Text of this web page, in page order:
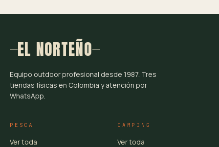
EL NORTEÑO
Equipo outdoor profesional desde 1987. Tres
tiendas físicas en Colombia y atención por
WhatsApp.
PESCA
Ver toda
CAMPING
Ver toda